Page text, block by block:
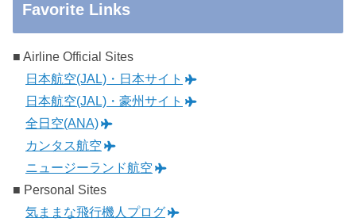
Favorite Links
■ Airline Official Sites
日本航空(JAL)・日本サイト
日本航空(JAL)・豪州サイト
全日空(ANA)
カンタス航空
ニュージーランド航空
■ Personal Sites
気ままな飛行機人プログ